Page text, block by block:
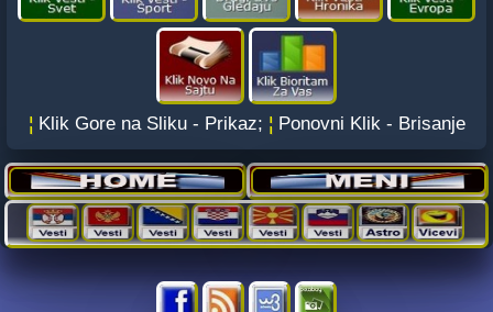
¦ Klik Gore na Sliku - Prikaz; ¦ Ponovni Klik - Brisanje